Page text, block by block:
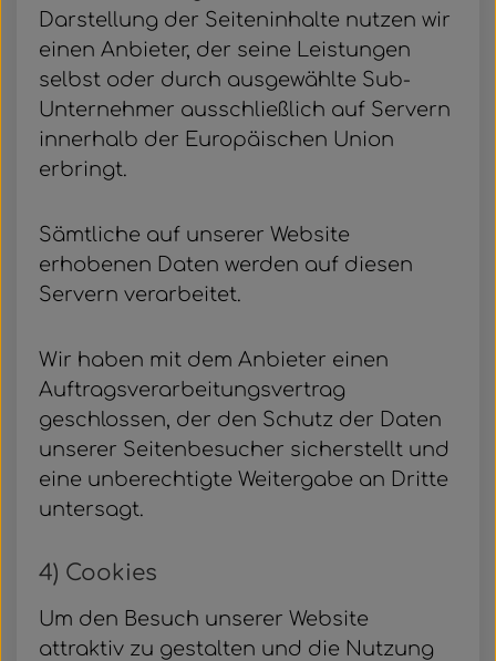
Darstellung der Seiteninhalte nutzen wir
einen Anbieter, der seine Leistungen
selbst oder durch ausgewählte Sub-
Unternehmer ausschließlich auf Servern
innerhalb der Europäischen Union
erbringt.
Sämtliche auf unserer Website
erhobenen Daten werden auf diesen
Servern verarbeitet.
Wir haben mit dem Anbieter einen
Auftragsverarbeitungsvertrag
geschlossen, der den Schutz der Daten
unserer Seitenbesucher sicherstellt und
eine unberechtigte Weitergabe an Dritte
untersagt.
4) Cookies
Um den Besuch unserer Website
attraktiv zu gestalten und die Nutzung